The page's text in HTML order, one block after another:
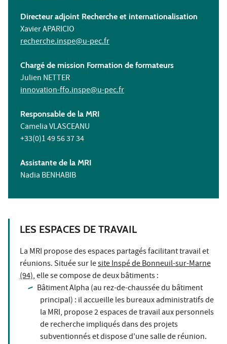
Directeur adjoint Recherche et internationalisation
Xavier APARICIO
recherche.inspe@u-pec.fr
Chargé de mission Formation de formateurs
Julien NETTER
innovation-ffo.inspe@u-pec.fr
Responsable de la MRI
Camelia VLASCEANU
+33(0)1 49 56 37 34
Assistante de la MRI
Nadia BENHABIB
LES ESPACES DE TRAVAIL
La MRI propose des espaces partagés facilitant travail et
réunions. Située sur lesite Inspé de Bonneuil-sur-Marne
(94), elle se compose de deux bâtiments :
Bâtiment Alpha (au rez-de-chaussée du bâtiment
principal) : il accueille les bureaux administratifs de
la MRI, propose 2 espaces de travail aux personnels
de recherche impliqués dans des projets
subventionnés et dispose d'une salle de réunion.